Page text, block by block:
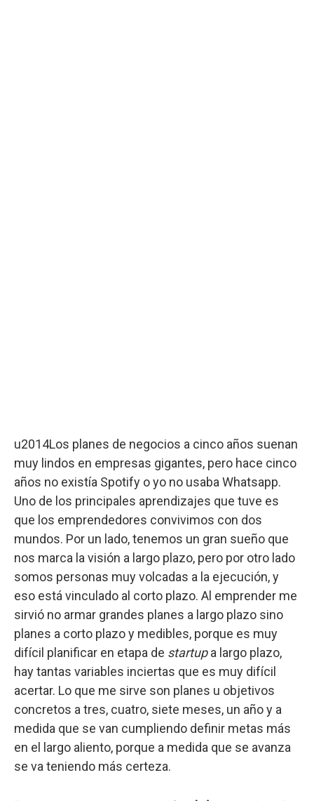
u2014Los planes de negocios a cinco años suenan
muy lindos en empresas gigantes, pero hace cinco
años no existía Spotify o yo no usaba Whatsapp.
Uno de los principales aprendizajes que tuve es
que los emprendedores convivimos con dos
mundos. Por un lado, tenemos un gran sueño que
nos marca la visión a largo plazo, pero por otro lado
somos personas muy volcadas a la ejecución, y
eso está vinculado al corto plazo. Al emprender me
sirvió no armar grandes planes a largo plazo sino
planes a corto plazo y medibles, porque es muy
difícil planificar en etapa de startupa largo plazo,
hay tantas variables inciertas que es muy difícil
acertar. Lo que me sirve son planes u objetivos
concretos a tres, cuatro, siete meses, un año y a
medida que se van cumpliendo definir metas más
en el largo aliento, porque a medida que se avanza
se va teniendo más certeza.